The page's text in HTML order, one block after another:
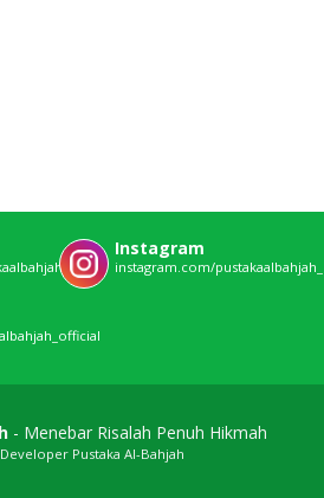
Instagram
instagram.com/
- Menebar Risalah Penuh Hikmah
Pustaka Al-Bahjah